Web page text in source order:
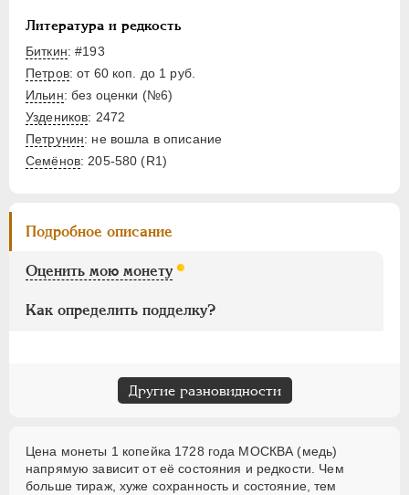
Литература и редкость
Биткин: #193
Петров: от 60 коп. до 1 руб.
Ильин: без оценки (№6)
Уздеников: 2472
Петрунин: не вошла в описание
Семёнов: 205-580 (R1)
Подробное описание
Оценить мою монету
Как определить подделку?
Другие разновидности
Цена монеты 1 копейка 1728 года МОСКВА (медь)
напрямую зависит от её состояния и редкости. Чем
больше тираж, хуже сохранность и состояние, тем
ВРЕМЕННОЕ ПРАВ. 1917-1918
ИНОСТРАННЫЕ